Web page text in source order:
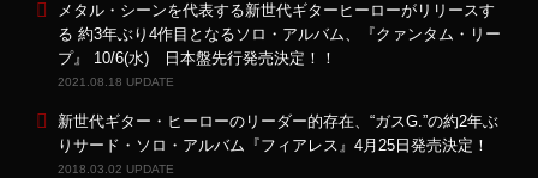
メタル・シーンを代表する新世代ギターヒーローがリリースす
る 約3年ぶり4作目となるソロ・アルバム、『クァンタム・リー
プ』 10/6(水) 日本盤先行発売決定！！
2021.08.18 UPDATE
新世代ギター・ヒーローのリーダー的存在、“ガスG.”の約2年ぶ
りサード・ソロ・アルバム『フィアレス』4月25日発売決定！
2018.03.02 UPDATE